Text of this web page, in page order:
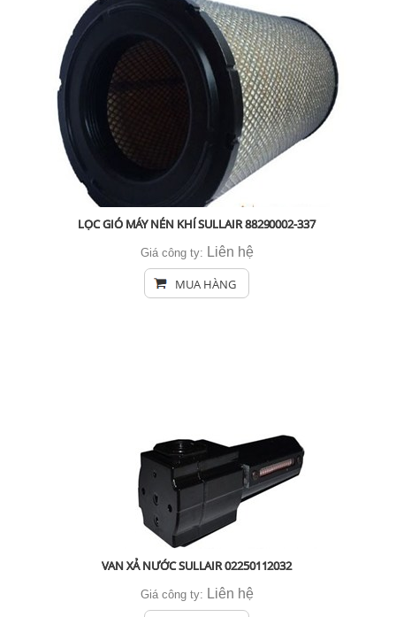
LỌC GIÓ MÁY NÉN KHÍ SULLAIR 88290002-337
Giá công ty: Liên hệ
MUA HÀNG
VAN XẢ NƯỚC SULLAIR 02250112032
Giá công ty: Liên hệ